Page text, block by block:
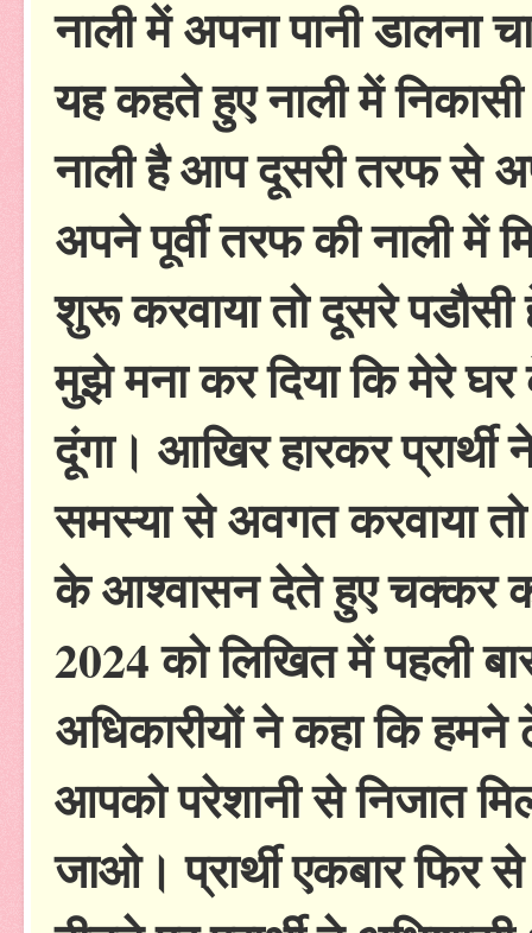
नाली में अपना पानी डालना
यह कहते हुए नाली में निकासी
नाली है आप दूसरी तरफ से
अपने पूर्वी तरफ की नाली में
शुरू करवाया तो दूसरे
मुझे मना कर दिया कि मेरे
दूंगा। आखिर हारकर
समस्या से अवगत करवाया
के आश्वासन देते हुए चक्कर
2024 को लिखित में पहली बार
अधिकारीयों ने कहा कि
आपको परेशानी से निजात
जाओ। प्रार्थी एकबार फिर